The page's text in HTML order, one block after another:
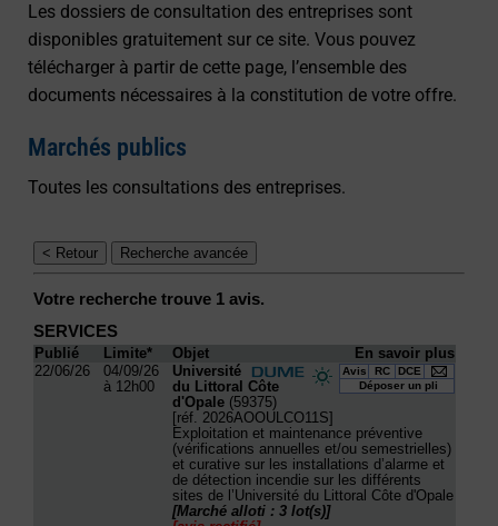
Les dossiers de consultation des entreprises sont
disponibles gratuitement sur ce site. Vous pouvez
télécharger à partir de cette page, l’ensemble des
documents nécessaires à la constitution de votre offre.
Marchés publics
Toutes les consultations des entreprises.